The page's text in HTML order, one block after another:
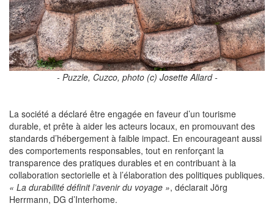
- Puzzle, Cuzco, photo (c) Josette Allard -
La société a déclaré être engagée en faveur d’un tourisme
durable, et prête à aider les acteurs locaux, en promouvant des
standards d’hébergement à faible impact. En encourageant aussi
des comportements responsables, tout en renforçant la
transparence des pratiques durables et en contribuant à la
collaboration sectorielle et à l’élaboration des politiques publiques.
« La durabilité définit l’avenir du voyage », déclarait Jörg
Herrmann, DG d’Interhome.